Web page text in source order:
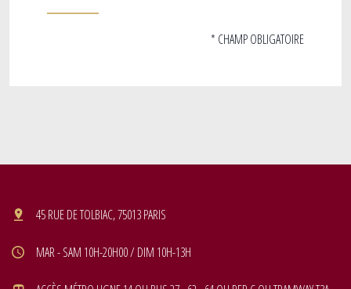
* CHAMP OBLIGATOIRE
45 RUE DE TOLBIAC, 75013 PARIS
MAR - SAM 10H-20H00 / DIM 10H-13H